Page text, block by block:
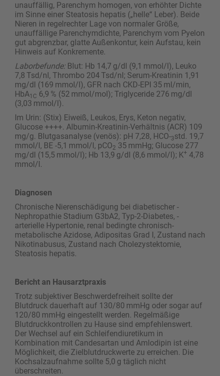
unauffällig, Parenchym homogen, von erhöhter Dichte
im Sinne einer Steatosis hepatis („helle“ Leber). Beide
Nieren in regelrechter Lage von normaler Größe,
unauffällige Parenchymdichte, Parenchym vom ­Pyelon
gut abgrenzbar, glatte Außenkontur, kein ­Aufstau, kein
Hinweis auf Konkremente.
Laborbefunde:Blut: Hb 14,7 g/dl (9,1 mmol/l), Leuko
7,8 Tsd/nl, Thrombo 204 Tsd/nl; Serum-Kreatinin 1,91
mg/dl (169 mmol/l), GFR nach CKD-EPI 35 ml/min,
HbA1C 6,9 % (52 mmol/mol); Triglyceride 276 mg/dl
(3,03 mmol/l).
Im Urin: (Stix) Eiweiß, Leukos, Erys, Keton negativ,
Glucose ++++. Albumin-Kreatinin-Verhältnis (ACR) 109
mg/g. Blutgasanalyse (venös): pH 7,28, HCO-3std. 19,7
mmol/l, BE -5,1 mmol/l, pCO2 35 mmHg; Glucose 277
mg/dl (15,5 mmol/l); Hb 13,9 g/dl (8,6 mmol/l); K+ 4,78
mmol/l.
Diagnosen
Chronische Nierenschädigung bei diabetischer ­
Nephropathie Stadium G3bA2, Typ-2-Diabetes, ­
arterielle Hypertonie, renal bedingte chronisch-
metabolische Azidose, Adipositas Grad I, Zustand nach
Nikotinabusus, Zustand nach Cholezystektomie,
Steatosis hepatis.
Bericht an Hausarztpraxis
Trotz subjektiver Beschwerdefreiheit sollte der
Blutdruck dauerhaft auf 130/80 mmHg oder sogar auf
120/80 mmHg eingestellt werden. Regelmäßige
Blutdruckkontrollen zu Hause sind empfehlenswert.
Der Wechsel auf ein Schleifendiuretikum in
Kombination mit Candesartan und Amlodipin ist eine
Möglichkeit, die Zielblutdruckwerte zu erreichen. Die
Kochsalzaufnahme sollte 5,0 g täglich nicht
überschreiten.